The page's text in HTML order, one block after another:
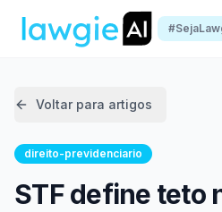
Voltar para artigos
direito-previdenciario
STF define teto